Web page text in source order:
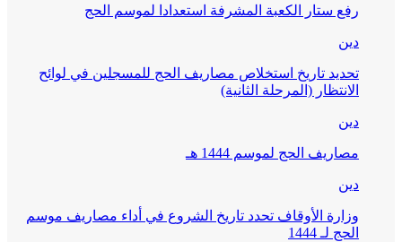
رفع ستار الكعبة المشرفة استعدادا لموسم الحج
دين
تحديد تاريخ استخلاص مصاريف الحج للمسجلين في لوائح
الانتظار (المرحلة الثانية)
دين
مصاريف الحج لموسم 1444 هـ
دين
وزارة الأوقاف تحدد تاريخ الشروع في أداء مصاريف موسم
الحج لـ 1444